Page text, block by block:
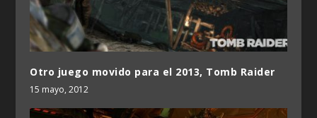
Otro juego movido para el 2013, Tomb Raider
15 mayo, 2012